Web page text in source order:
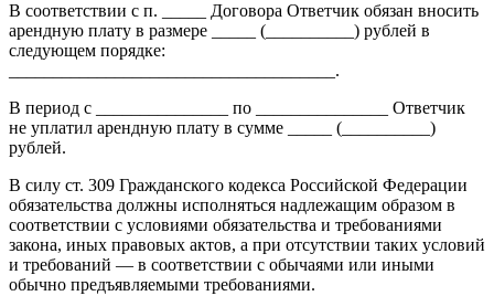
В соответствии с п. _____ Договора Ответчик обязан вносить
арендную плату в размере _____ (__________) рублей в
следующем порядке:
_____________________________________.
В период с _______________ по _______________ Ответчик
не уплатил арендную плату в сумме _____ (__________)
рублей.
В силу ст. 309 Гражданского кодекса Российской Федерации
обязательства должны исполняться надлежащим образом в
соответствии с условиями обязательства и требованиями
закона, иных правовых актов, а при отсутствии таких условий
и требований — в соответствии с обычаями или иными
обычно предъявляемыми требованиями.